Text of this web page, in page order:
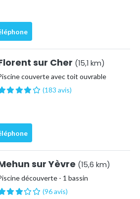
sur Cher (15,1 km)
couverte avec toit ouvrable
(183 avis)
sur Yèvre (15,6 km)
découverte - 1 bassin
(96 avis)